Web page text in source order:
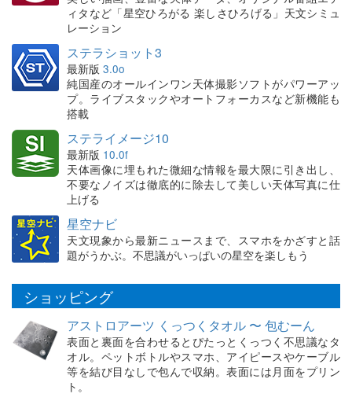
ィタなど「星空ひろがる 楽しさひろげる」天文シミュ
レーション
ステラショット3
最新版 3.0o
純国産のオールインワン天体撮影ソフトがパワーアッ
プ。ライブスタックやオートフォーカスなど新機能も
搭載
ステライメージ10
最新版 10.0f
天体画像に埋もれた微細な情報を最大限に引き出し、
不要なノイズは徹底的に除去して美しい天体写真に仕
上げる
星空ナビ
天文現象から最新ニュースまで、スマホをかざすと話
題がうかぶ。不思議がいっぱいの星空を楽しもう
ショッピング
アストロアーツ くっつくタオル 〜 包むーん
表面と裏面を合わせるとぴたっとくっつく不思議なタ
オル。ペットボトルやスマホ、アイピースやケーブル
等を結び目なしで包んで収納。表面には月面をプリン
ト。